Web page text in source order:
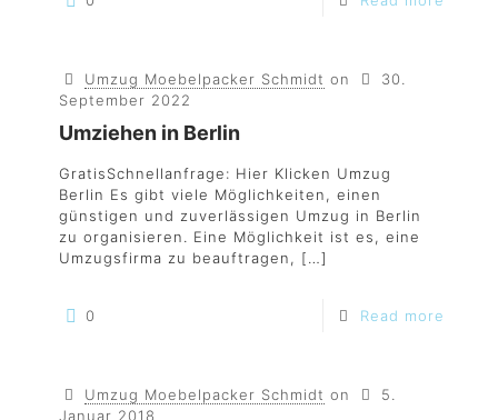
Umzug Moebelpacker Schmidt on
30.
September 2022
Umziehen in Berlin
GratisSchnellanfrage: Hier Klicken Umzug
Berlin Es gibt viele Möglichkeiten, einen
günstigen und zuverlässigen Umzug in Berlin
zu organisieren. Eine Möglichkeit ist es, eine
Umzugsfirma zu beauftragen, […]
0 Read more
Umzug Moebelpacker Schmidt on
5.
Januar 2018